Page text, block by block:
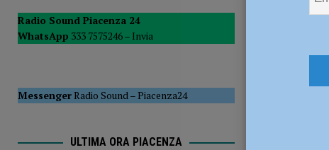
POLITICA
[ 5 Agosto 2026 ] Caldo estremo e asili nido, Tagliaferri
Radio Sound Piacenza 24
WhatsApp 333 7575246 – Invia
MessengerRadio Sound–Piacenza24
ULTIMA ORA PIACENZA